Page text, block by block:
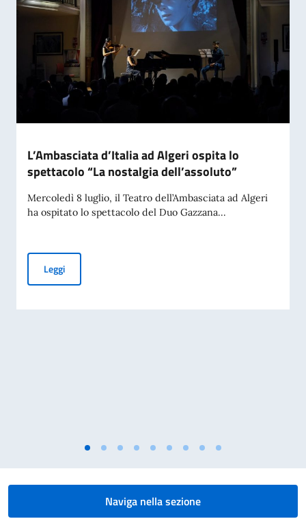
L’Ambasciata d’Italia ad Algeri ospita lo
spettacolo “La nostalgia dell’assoluto”
Mercoledì 8 luglio, il Teatro dell’Ambasciata ad Algeri
ha ospitato lo spettacolo del Duo Gazzana...
LeggiL’Ambasciata d’Italia ad Algeri ospita lo spettacolo “La
Naviga nella sezione